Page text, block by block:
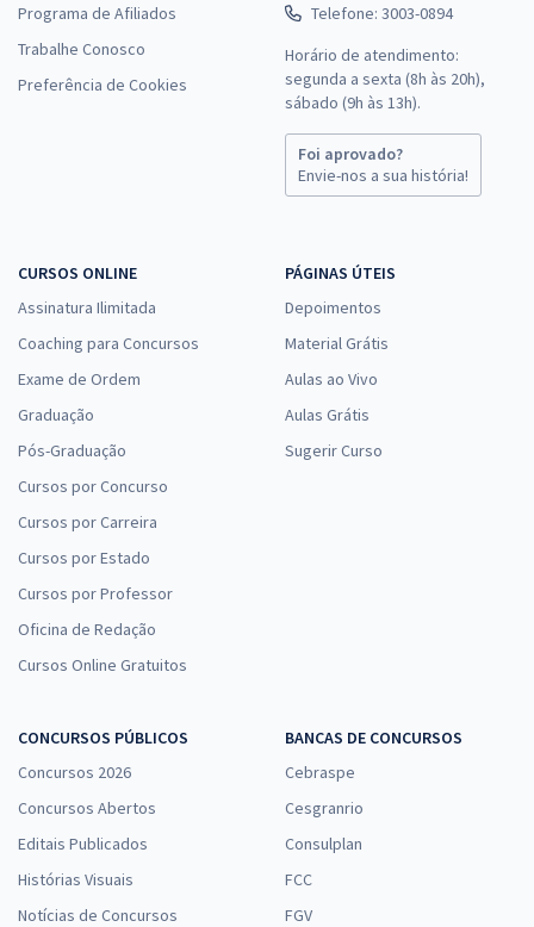
Programa de Afiliados
Trabalhe Conosco
Preferência de Cookies
Telefone: 3003-0894
Horário de atendimento:
segunda a sexta (8h às 20h),
sábado (9h às 13h).
Foi aprovado?
Envie-nos a sua história!
CURSOS ONLINE
Assinatura Ilimitada
Coaching para Concursos
Exame de Ordem
Graduação
Pós-Graduação
Cursos por Concurso
Cursos por Carreira
Cursos por Estado
Cursos por Professor
Oficina de Redação
Cursos Online Gratuitos
PÁGINAS ÚTEIS
Depoimentos
Material Grátis
Aulas ao Vivo
Aulas Grátis
Sugerir Curso
CONCURSOS PÚBLICOS
Concursos 2026
Concursos Abertos
Editais Publicados
Histórias Visuais
Notícias de Concursos
BANCAS DE CONCURSOS
Cebraspe
Cesgranrio
Consulplan
FCC
FGV